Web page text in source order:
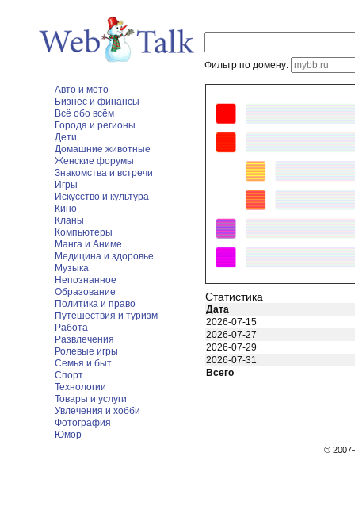
Фильтр по домену:
Авто и мото
Бизнес и финансы
Всё обо всём
Города и регионы
Дети
Домашние животные
Женские форумы
Знакомства и встречи
Игры
Искусство и культура
Кино
Кланы
Компьютеры
Манга и Аниме
Медицина и здоровье
Музыка
Непознанное
Образование
Политика и право
Путешествия и туризм
Работа
Развлечения
Ролевые игры
Семья и быт
Спорт
Технологии
Товары и услуги
Увлечения и хобби
Фотография
Юмор
Статистика
Дата
2026-07-15
2026-07-27
2026-07-29
2026-07-31
Всего
©